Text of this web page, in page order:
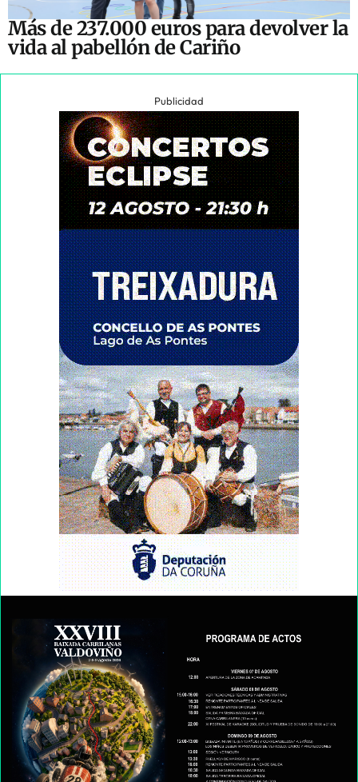
Más de 237.000 euros para devolver la
vida al pabellón de Cariño
Publicidad